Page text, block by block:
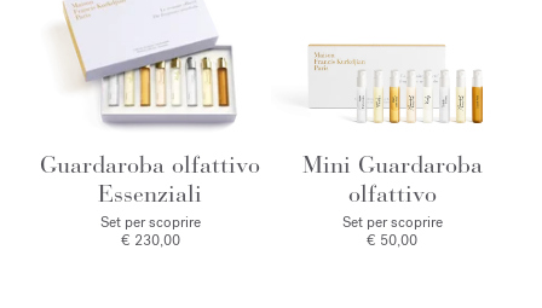
Guardaroba olfattivo
Essenziali
Set per scoprire
€ 230,00
Mini Guardaroba
olfattivo
Set per scoprire
€ 50,00